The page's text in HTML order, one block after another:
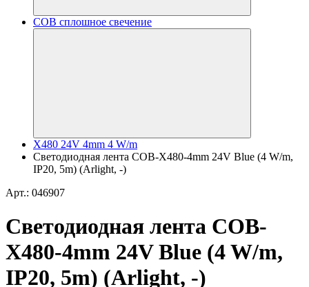
COB сплошное свечение
X480 24V 4mm 4 W/m
Светодиодная лента COB-X480-4mm 24V Blue (4 W/m,
IP20, 5m) (Arlight, -)
Арт.: 046907
Светодиодная лента COB-
X480-4mm 24V Blue (4 W/m,
IP20, 5m) (Arlight, -)